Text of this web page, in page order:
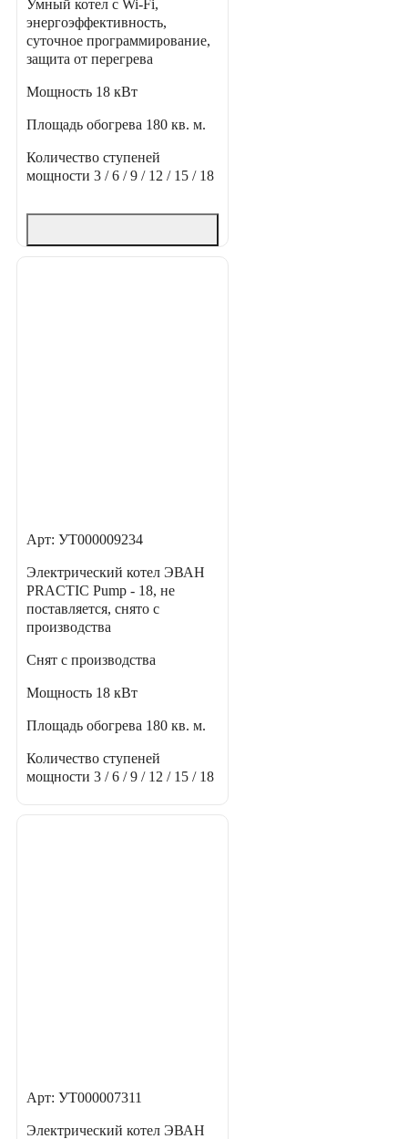
Умный котел с Wi-Fi,
энергоэффективность,
суточное программирование,
защита от перегрева
Мощность 18 кВт
Площадь обогрева 180 кв. м.
Количество ступеней
мощности 3 / 6 / 9 / 12 / 15 / 18
Арт: УТ000009234
Электрический котел ЭВАН
PRACTIC Pump - 18, не
поставляется, снято с
производства
Снят с производства
Мощность 18 кВт
Площадь обогрева 180 кв. м.
Количество ступеней
мощности 3 / 6 / 9 / 12 / 15 / 18
Арт: УТ000007311
Электрический котел ЭВАН